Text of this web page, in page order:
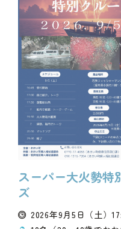
スーパー大火勢特
ズ
2026年9月5日 （土）